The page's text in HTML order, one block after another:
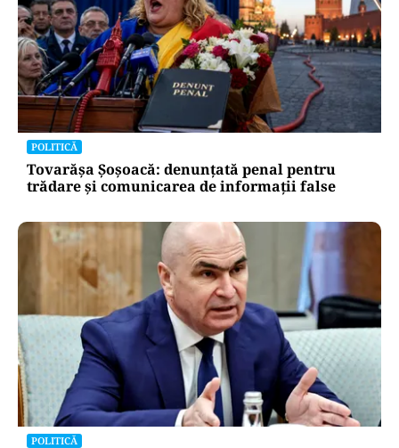
POLITICĂ
Tovarășa Șoșoacă: denunțată penal pentru
trădare și comunicarea de informații false
POLITICĂ